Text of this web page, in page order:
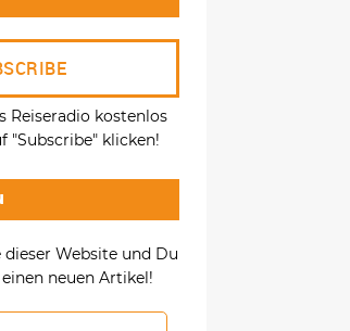
Reiseradio kostenlos
"Subscribe" klicken!
Website und Du
neuen Artikel!